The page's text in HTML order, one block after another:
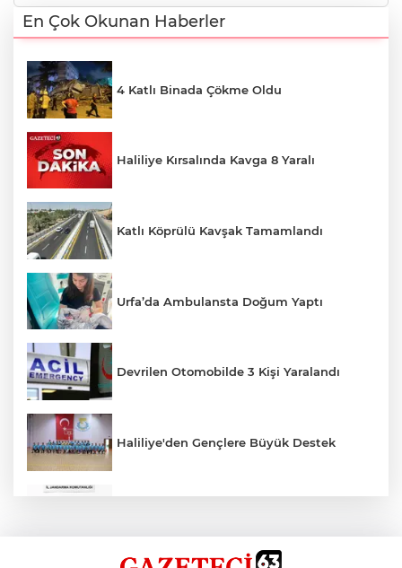
En Çok Okunan Haberler
4 Katlı Binada Çökme Oldu
Haliliye Kırsalında Kavga 8 Yaralı
Katlı Köprülü Kavşak Tamamlandı
Urfa’da Ambulansta Doğum Yaptı
Devrilen Otomobilde 3 Kişi Yaralandı
Haliliye'den Gençlere Büyük Destek